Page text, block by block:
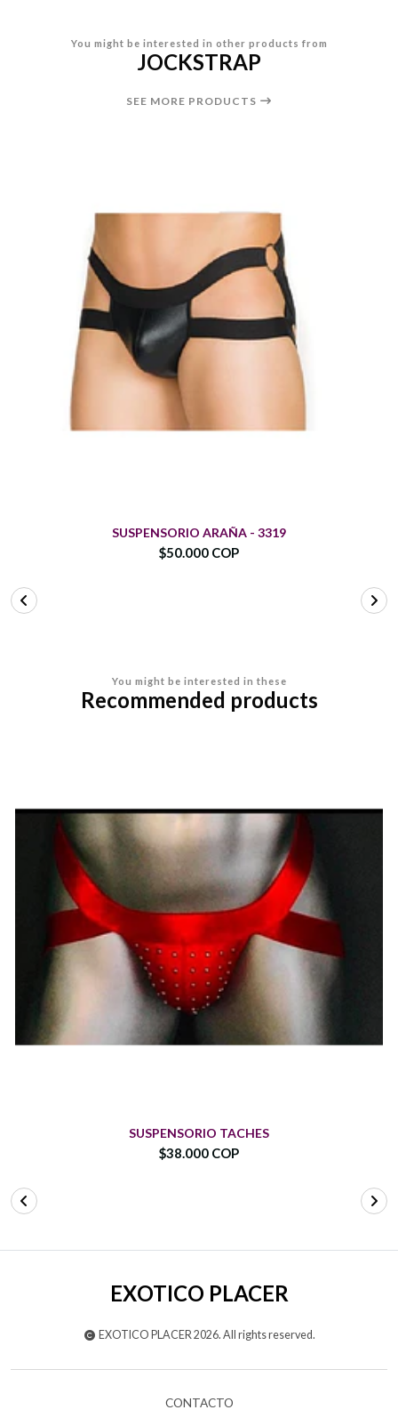
You might be interested in other products from
JOCKSTRAP
SEE MORE PRODUCTS
SUSPENSORIO ARAÑA - 3319
$50.000 COP
You might be interested in these
Recommended products
SUSPENSORIO TACHES
$38.000 COP
EXOTICO PLACER
EXOTICO PLACER 2026. All rights reserved.
CONTACTO